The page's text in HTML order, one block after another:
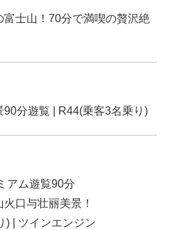
士山！70分で満喫の贅沢絶
90分遊覧 | R44(乗客3名乗り)
アム遊覧90分
口与壮丽美景！
) | ツインエンジン